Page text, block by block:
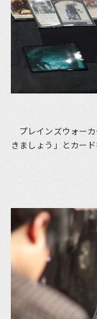
プレインズウォー
きましょう」とカード